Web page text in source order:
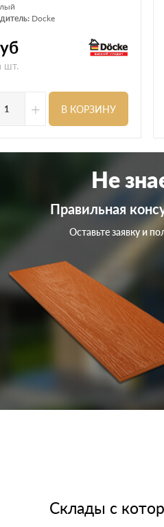
Docke
шт.
+ В КОРЗИНУ
Не
Правильная
Оставьте заявку и
Склады с